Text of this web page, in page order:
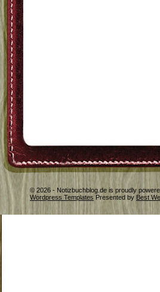
© 2026 - Notizbuchblog.de is proudly
Wordpress Templates Presented by Best